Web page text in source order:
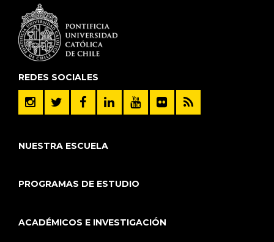
REDES SOCIALES
NUESTRA ESCUELA
PROGRAMAS DE ESTUDIO
ACADÉMICOS E INVESTIGACIÓN